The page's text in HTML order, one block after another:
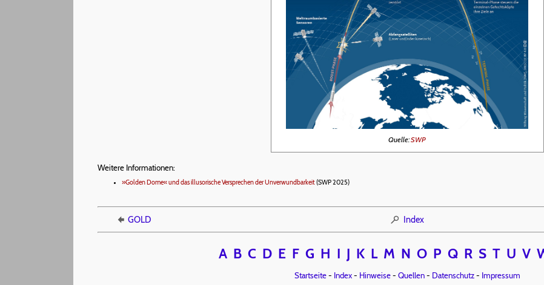
Quelle:SWP
Weitere Informationen:
»Golden Dome« und das illusorische Versprechen der Unverwundbarkeit(SWP 2025)
GOLD Index
A B C D E F G H I J K L M N O P Q R S T U V
Startseite- Index- Hinweise- Quellen- Datenschutz- Impressum